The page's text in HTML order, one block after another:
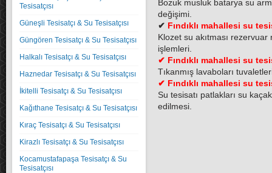
Tesisatçısı
Güneşli Tesisatçı & Su Tesisatçısı
Güngören Tesisatçı & Su Tesisatçısı
Halkalı Tesisatçı & Su Tesisatçısı
Haznedar Tesisatçı & Su Tesisatçısı
İkitelli Tesisatçı & Su Tesisatçısı
Kağıthane Tesisatçı & Su Tesisatçısı
Kıraç Tesisatçı & Su Tesisatçısı
Kirazlı Tesisatçı & Su Tesisatçısı
Kocamustafapaşa Tesisatçı & Su
Tesisatçısı
Bozuk musluk batarya su
değişimi.
✔ Fındıklı mahallesi su
Klozet su akıtması
işlemleri.
✔ Fındıklı mahallesi su
Tıkanmış lavaboları
✔ Fındıklı mahallesi su
Su tesisatı patlakları su
edilmesi.